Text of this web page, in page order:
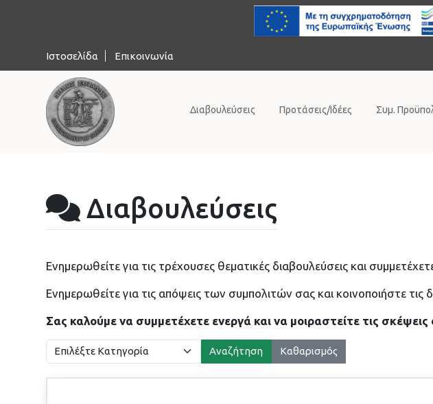
Ιστοσελίδα Επικοινωνία
Διαβουλεύσεις Προτάσεις/Ιδέες Συμ.
Διαβουλεύσεις
Ενημερωθείτε για τις τρέχουσες θεματικές διαβουλεύσεις και
Ενημερωθείτε για τις απόψεις των συμπολιτών σας και κοινοποιήστε τις
Σας καλούμε να συμμετέχετε ενεργά και να μοιραστείτε τις
Αναζήτηση Καθαρισμός